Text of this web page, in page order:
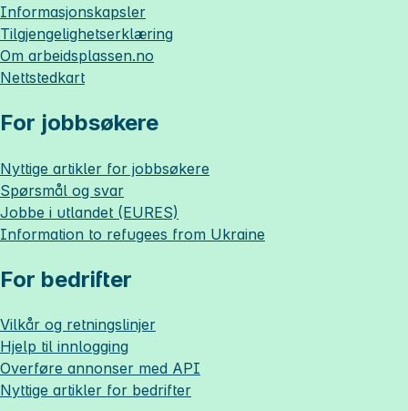
Informasjonskapsler
Tilgjengelighetserklæring
Om arbeidsplassen.no
Nettstedkart
For jobbsøkere
Nyttige artikler for jobbsøkere
Spørsmål og svar
Jobbe i utlandet (EURES)
Information to refugees from Ukraine
For bedrifter
Vilkår og retningslinjer
Hjelp til innlogging
Overføre annonser med API
Nyttige artikler for bedrifter